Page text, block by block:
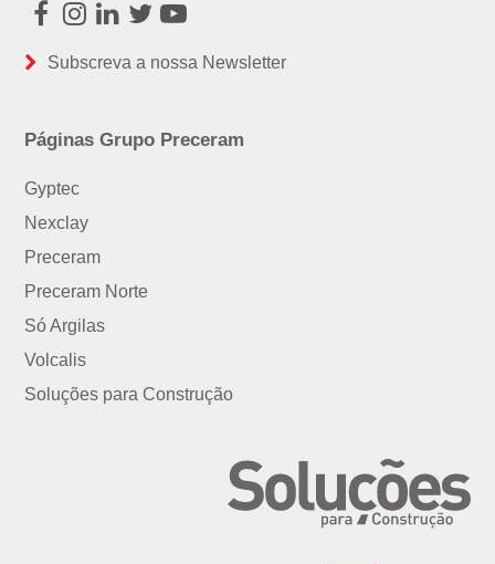
Facebook
Instagram
LinkedIn
TwitterYoutube
Subscreva a nossa Newsletter
Páginas Grupo Preceram
Gyptec
Nexclay
Preceram
Preceram Norte
Só Argilas
Volcalis
Soluções para Construção